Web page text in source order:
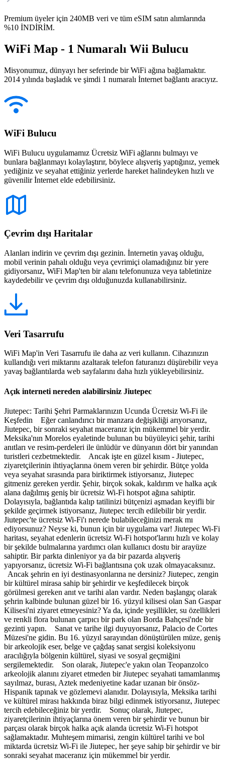
Premium üyeler için 240MB veri ve tüm eSIM satın alımlarında
%10 İNDİRİM.
WiFi Map - 1 Numaralı Wii Bulucu
Misyonumuz, dünyayı her seferinde bir WiFi ağına bağlamaktır.
2014 yılında başladık ve şimdi 1 numaralı İnternet bağlantı aracıyız.
WiFi Bulucu
WiFi Bulucu uygulamamız Ücretsiz WiFi ağlarını bulmayı ve
bunlara bağlanmayı kolaylaştırır, böylece alışveriş yaptığınız, yemek
yediğiniz ve seyahat ettiğiniz yerlerde hareket halindeyken hızlı ve
güvenilir İnternet elde edebilirsiniz.
Çevrim dışı Haritalar
Alanları indirin ve çevrim dışı gezinin. İnternetin yavaş olduğu,
mobil verinin pahalı olduğu veya çevrimiçi olamadığınız bir yere
gidiyorsanız, WiFi Map'ten bir alanı telefonunuza veya tabletinize
kaydedebilir ve çevrim dışı olduğunuzda kullanabilirsiniz.
Veri Tasarrufu
WiFi Map'in Veri Tasarrufu ile daha az veri kullanın. Cihazınızın
kullandığı veri miktarını azaltarak telefon faturanızı düşürebilir veya
yavaş bağlantılarda web sayfalarını daha hızlı yükleyebilirsiniz.
Açık interneti nereden alabilirsiniz Jiutepec
Jiutepec: Tarihi Şehri Parmaklarınızın Ucunda Ücretsiz Wi-Fi ile
Keşfedin Eğer canlandırıcı bir manzara değişikliği arıyorsanız,
Jiutepec, bir sonraki seyahat maceranız için mükemmel bir yerdir.
Meksika'nın Morelos eyaletinde bulunan bu büyüleyici şehir, tarihi
anıtları ve resim-perdeleri ile ünlüdür ve dünyanın dört bir yanından
turistleri cezbetmektedir. Ancak işte en güzel kısım - Jiutepec,
ziyaretçilerinin ihtiyaçlarına önem veren bir şehirdir. Bütçe yolda
veya seyahat sırasında para biriktirmek istiyorsanız, Jiutepec
gitmeniz gereken yerdir. Şehir, birçok sokak, kaldırım ve halka açık
alana dağılmış geniş bir ücretsiz Wi-Fi hotspot ağına sahiptir.
Dolayısıyla, bağlantıda kalıp tatilinizi bütçenizi aşmadan keyifli bir
şekilde geçirmek istiyorsanız, Jiutepec tercih edilebilir bir yerdir.
Jiutepec'te ücretsiz Wi-Fi'ı nerede bulabileceğinizi merak mı
ediyorsunuz? Neyse ki, bunun için bir uygulama var! Jiutepec Wi-Fi
haritası, seyahat edenlerin ücretsiz Wi-Fi hotspot'larını hızlı ve kolay
bir şekilde bulmalarına yardımcı olan kullanıcı dostu bir arayüze
sahiptir. Bir parkta dinleniyor ya da bir pazarda alışveriş
yapıyorsanız, ücretsiz Wi-Fi bağlantısına çok uzak olmayacaksınız.
Ancak şehrin en iyi destinasyonlarına ne dersiniz? Jiutepec, zengin
bir kültürel mirasa sahip bir şehirdir ve keşfedilecek birçok
görülmesi gereken anıt ve tarihi alan vardır. Neden başlangıç olarak
şehrin kalbinde bulunan güzel bir 16. yüzyıl kilisesi olan San Gaspar
Kilisesi'ni ziyaret etmeyesiniz? Ya da, içinde yeşillikler, su özellikleri
ve renkli flora bulunan çarpıcı bir park olan Borda Bahçesi'nde bir
gezinti yapın. Sanat ve tarihe ilgi duyuyorsanız, Palacio de Cortes
Müzesi'ne gidin. Bu 16. yüzyıl sarayından dönüştürülen müze, geniş
bir arkeolojik eser, belge ve çağdaş sanat sergisi koleksiyonu
aracılığıyla bölgenin kültürel, siyasi ve sosyal geçmiğini
sergilemektedir. Son olarak, Jiutepec'e yakın olan Teopanzolco
arkeolojik alanını ziyaret etmeden bir Jiutepec seyahati tamamlanmış
sayılmaz, burası, Aztek medeniyetine kadar uzanan bir önsöz-
Hispanik tapınak ve gözlemevi alanıdır. Dolayısıyla, Meksika tarihi
ve kültürel mirası hakkında biraz bilgi edinmek istiyorsanız, Jiutepec
tercih edebileceğiniz bir yerdir. Sonuç olarak, Jiutepec,
ziyaretçilerinin ihtiyaçlarına önem veren bir şehirdir ve bunun bir
parçası olarak birçok halka açık alanda ücretsiz Wi-Fi hotspot
sağlamaktadır. Muhteşem mimarisi, zengin kültürel tarihi ve bol
miktarda ücretsiz Wi-Fi ile Jiutepec, her şeye sahip bir şehirdir ve bir
sonraki seyahat maceranız için mükemmel bir yerdir.